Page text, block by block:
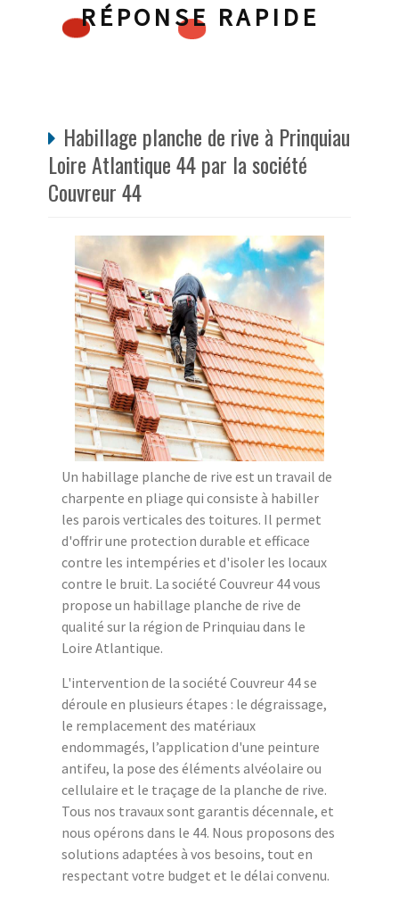
RÉPONSE RAPIDE
Habillage planche de rive à Prinquiau
Loire Atlantique 44 par la société
Couvreur 44
Un habillage planche de rive est un travail de
charpente en pliage qui consiste à habiller
les parois verticales des toitures. Il permet
d'offrir une protection durable et efficace
contre les intempéries et d'isoler les locaux
contre le bruit. La société Couvreur 44 vous
propose un habillage planche de rive de
qualité sur la région de Prinquiau dans le
Loire Atlantique.
L'intervention de la société Couvreur 44 se
déroule en plusieurs étapes : le dégraissage,
le remplacement des matériaux
endommagés, l’application d'une peinture
antifeu, la pose des éléments alvéolaire ou
cellulaire et le traçage de la planche de rive.
Tous nos travaux sont garantis décennale, et
nous opérons dans le 44. Nous proposons des
solutions adaptées à vos besoins, tout en
respectant votre budget et le délai convenu.